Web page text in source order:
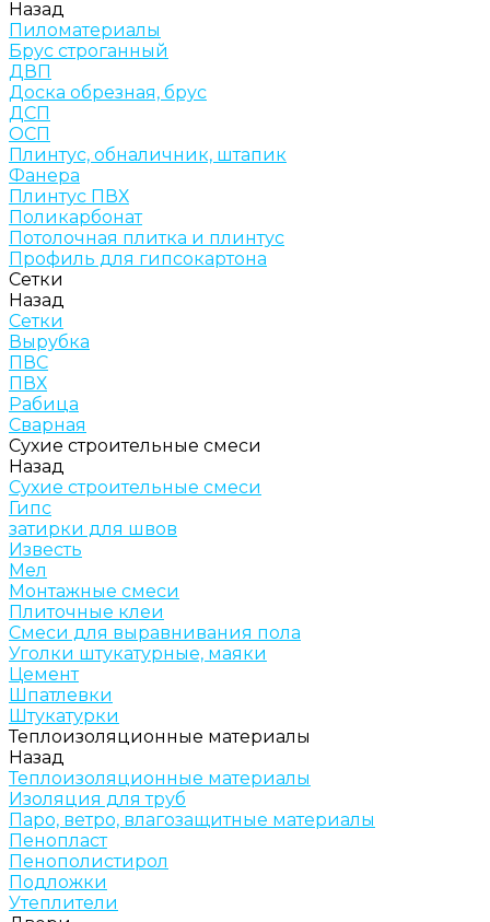
Назад
Пиломатериалы
Брус строганный
ДВП
Доска обрезная, брус
ДСП
ОСП
Плинтус, обналичник, штапик
Фанера
Плинтус ПВХ
Поликарбонат
Потолочная плитка и плинтус
Профиль для гипсокартона
Сетки
Назад
Сетки
Вырубка
ПВС
ПВХ
Рабица
Сварная
Сухие строительные смеси
Назад
Сухие строительные смеси
Гипс
затирки для швов
Известь
Мел
Монтажные смеси
Плиточные клеи
Смеси для выравнивания пола
Уголки штукатурные, маяки
Цемент
Шпатлевки
Штукатурки
Теплоизоляционные материалы
Назад
Теплоизоляционные материалы
Изоляция для труб
Паро, ветро, влагозащитные материалы
Пенопласт
Пенополистирол
Подложки
Утеплители